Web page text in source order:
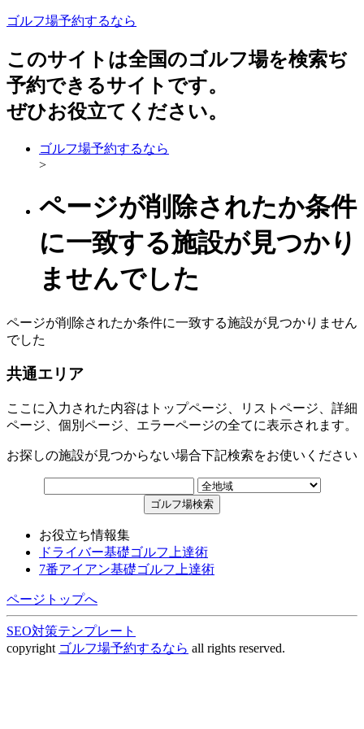
ゴルフ場予約するなら
このサイトは全国のゴルフ場を検索ぢ
予約できるサイトです。
ぜひお役立てください。
ゴルフ場予約するなら
>
ページが削除されたか条件
に一致する施設が見つかり
ませんでした
ページが削除されたか条件に一致する施設が見つかりません
でした
共通エリア
ここに入力された内容はトップページ、リストページ、詳細
ページ、個別ページ、エラーページの全てに表示されます。
お探しの施設が見つからない場合下記検索をお使いください
お役立ち情報集
ドライバー基礎ゴルフ上達術
7番アイアン基礎ゴルフ上達術
ページトップへ
SEO対策テンプレート
copyright ゴルフ場予約するなら all rights reserved.